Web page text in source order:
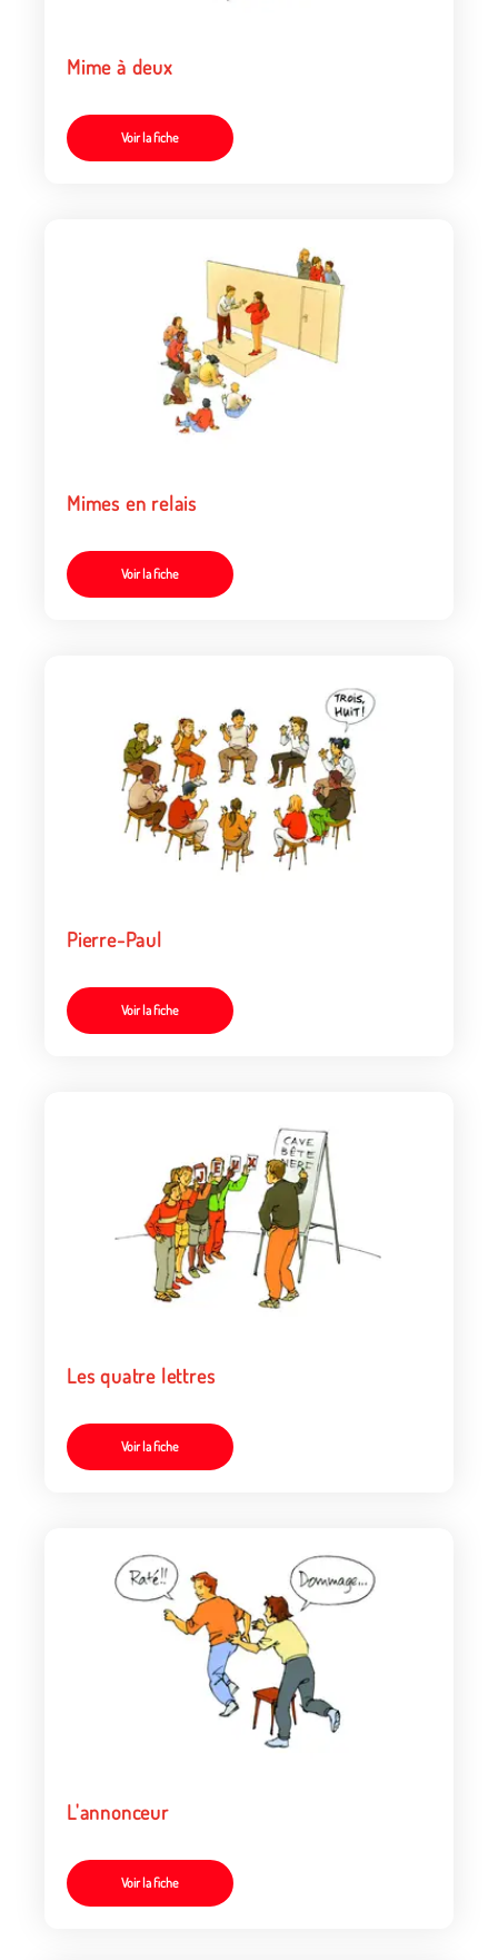
Mime à deux
Voir la fiche
Mimes en relais
Voir la fiche
Pierre-Paul
Voir la fiche
Les quatre lettres
Voir la fiche
L'annonceur
Voir la fiche